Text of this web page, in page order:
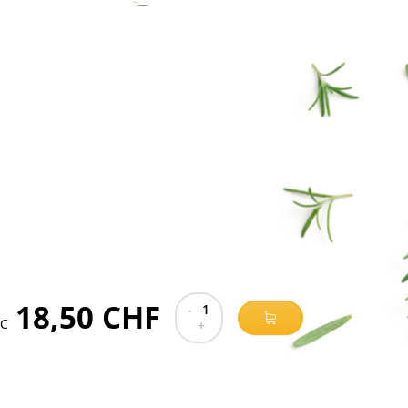
18,50 CHF -
1
+